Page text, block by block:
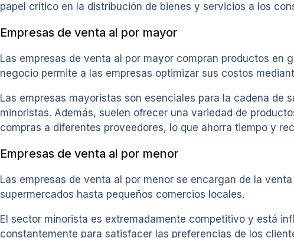
papel crítico en la distribución de bienes y servicios a los
Empresas de venta al por mayor
Las empresas de venta al por mayor compran productos en
negocio permite a las empresas optimizar sus costos
Las empresas mayoristas son esenciales para la cadena
minoristas. Además, suelen ofrecer una variedad de
compras a diferentes proveedores, lo que ahorra tiempo y
Empresas de venta al por menor
Las empresas de venta al por menor se encargan de la
supermercados hasta pequeños comercios locales.
El sector minorista es extremadamente competitivo y está
constantemente para satisfacer las preferencias de los